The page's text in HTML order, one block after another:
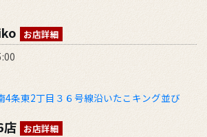
お店詳細
4条東2丁目３６号線沿いたこキング並び
店 お店詳細